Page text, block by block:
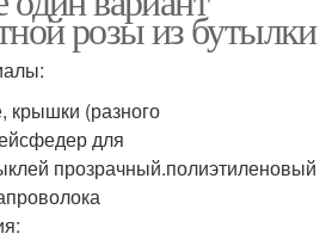
розы из бутылки
крышки (разного
для
прозрачный.полиэтиленовый